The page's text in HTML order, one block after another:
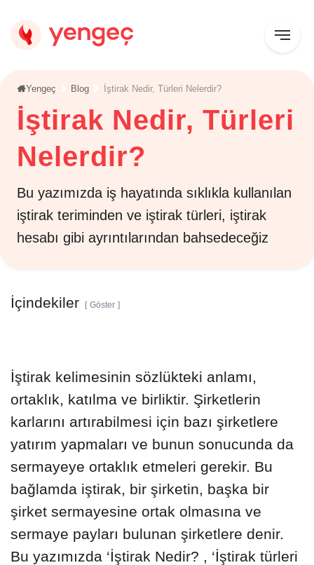
Yengeç Blog İştirak Nedir, Türleri Nelerdir?
İştirak Nedir, Türleri
Nelerdir?
Bu yazımızda iş hayatında sıklıkla kullanılan
iştirak teriminden ve iştirak türleri, iştirak
hesabı gibi ayrıntılarından bahsedeceğiz
İştirak kelimesinin sözlükteki anlamı,
ortaklık, katılma ve birliktir. Şirketlerin
karlarını artırabilmesi için bazı şirketlere
yatırım yapmaları ve bunun sonucunda da
sermayeye ortaklık etmeleri gerekir. Bu
bağlamda iştirak, bir şirketin, başka bir
şirket sermayesine ortak olmasına ve
sermaye payları bulunan şirketlere denir.
Bu yazımızda ‘İştirak Nedir? , ‘İştirak türleri
İçindekiler Göster